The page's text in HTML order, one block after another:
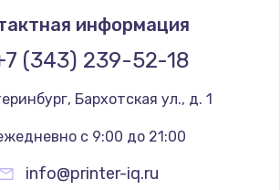
1200 руб.
Заказать
Замена реле
информация
(343) 239-52-18
, Бархотская ул., д. 1
с 9:00 до 21:00
info@printer-iq.ru